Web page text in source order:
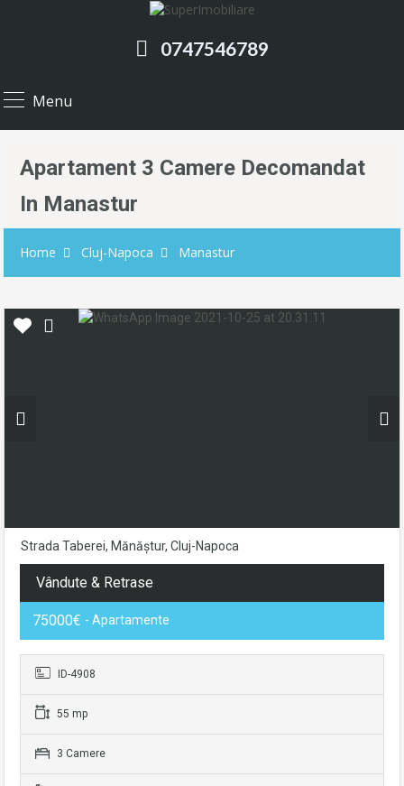
0747546789
Menu
Apartament 3 Camere Decomandat
In Manastur
Home Cluj-Napoca Manastur
Strada Taberei, Mănăștur, Cluj-Napoca
Vândute & Retrase
75000€ - Apartamente
ID-4908
55 mp
3 Camere